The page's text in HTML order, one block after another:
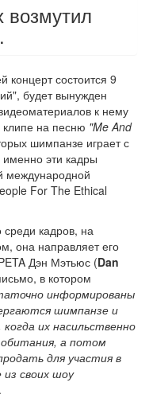
возмутил
концерт состоится 9
будет вынужден
к нему
на песню "Me And
шимпанзе играет с
эти кадры
международной
For The Ethical
среди кадров, на
она направляет его
Дэн Мэтьюс (Dan
в котором
информированы
шимпанзе и
их насильственно
а потом
для участия в
своих шоу